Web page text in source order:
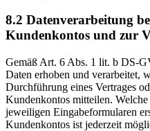
8.2 Datenverarbeitung
Kundenkontos und zur
Gemäß Art. 6 Abs. 1 lit. b DS-
Daten erhoben und verarbeitet,
Durchführung eines Vertrages
Kundenkontos mitteilen.
jeweiligen Eingabeformularen
Kundenkontos ist jederzeit